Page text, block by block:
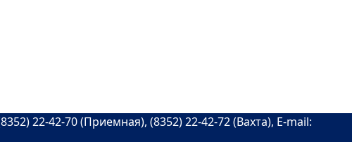
22-42-70 (Приемная), (8352) 22-42-72 (Вахта), E-mail: